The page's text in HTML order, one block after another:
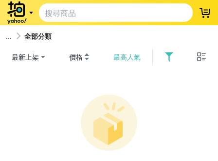
登
全部分類
最新上架 價格 最高人氣